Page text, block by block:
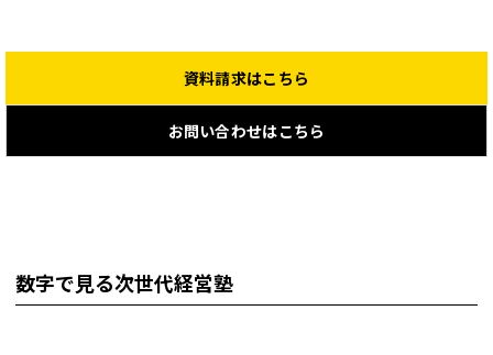
資料請求はこちら
お問い合わせはこちら
数字で見る次世代経営塾